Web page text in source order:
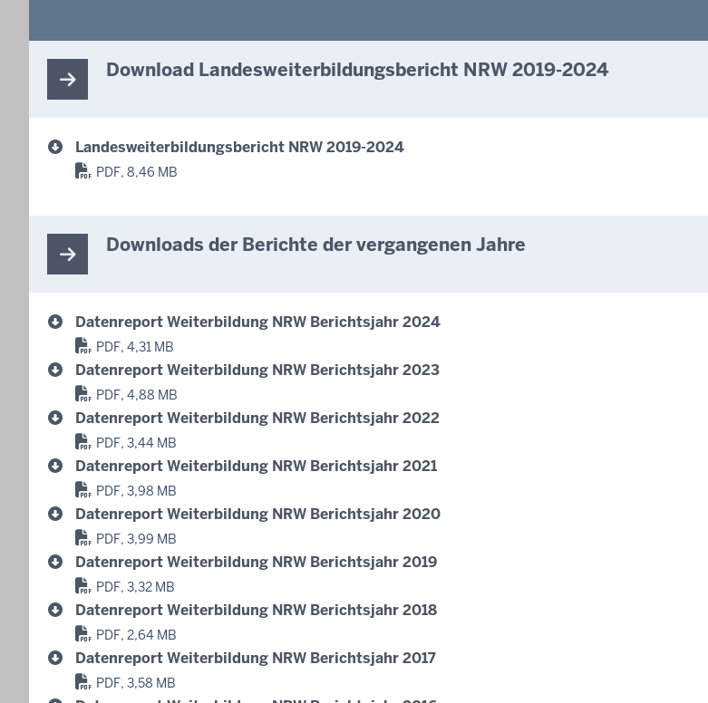
Download Landesweiterbildungsbericht NRW 2019-2024
Landesweiterbildungsbericht NRW 2019-2024
PDF, 8,46 MB
Downloads der Berichte der vergangenen Jahre
Datenreport Weiterbildung NRW Berichtsjahr 2024
PDF, 4,31 MB
Datenreport Weiterbildung NRW Berichtsjahr 2023
PDF, 4,88 MB
Datenreport Weiterbildung NRW Berichtsjahr 2022
PDF, 3,44 MB
Datenreport Weiterbildung NRW Berichtsjahr 2021
PDF, 3,98 MB
Datenreport Weiterbildung NRW Berichtsjahr 2020
PDF, 3,99 MB
Datenreport Weiterbildung NRW Berichtsjahr 2019
PDF, 3,32 MB
Datenreport Weiterbildung NRW Berichtsjahr 2018
PDF, 2,64 MB
Datenreport Weiterbildung NRW Berichtsjahr 2017
PDF, 3,58 MB